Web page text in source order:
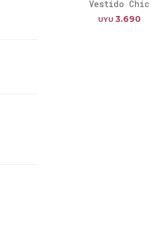
Vestido Chic
UYU 3.690